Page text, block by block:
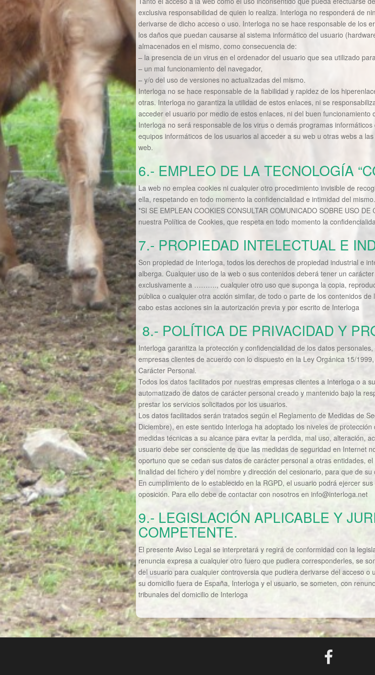
exclusiva responsabilidad de quien lo realiza. Interloga no responderá de
derivarse de dicho acceso o uso. Interloga no se hace responsable de los
los daños que puedan causarse al sistema informático del usuario
almacenados en el mismo, como consecuencia de:
– la presencia de un virus en el ordenador del usuario que sea utilizado
– un mal funcionamiento del navegador,
– y/o del uso de versiones no actualizadas del mismo.
Interloga no se hace responsable de la fiabilidad y rapidez de los
otras. Interloga no garantiza la utilidad de estos enlaces, ni se
acceder el usuario por medio de estos enlaces, ni del buen funcionamiento
Interloga no será responsable de los virus o demás programas
equipos informáticos de los usuarios al acceder a su web u otras webs a
web.
6.- EMPLEO DE LA TECNOLOGÍA
La web no emplea cookies ni cualquier otro procedimiento invisible de
ella, respetando en todo momento la confidencialidad e intimidad del mismo.
*SI SE EMPLEAN COOKIES CONSULTAR COMUNICADO SOBRE USO
nuestra Política de Cookies, que respeta en todo momento la
7.- PROPIEDAD INTELECTUAL E
Son propiedad de Interloga, todos los derechos de propiedad industrial e
alberga. Cualquier uso de la web o sus contenidos deberá tener un
exclusivamente a ………., cualquier otro uso que suponga la copia,
pública o cualquier otra acción similar, de todo o parte de los contenidos
cabo estas acciones sin la autorización previa y por escrito de Interloga
8.- POLÍTICA DE PRIVACIDAD Y
Interloga garantiza la protección y confidencialidad de los datos
empresas clientes de acuerdo con lo dispuesto en la Ley Orgánica 15/
Carácter Personal.
Todos los datos facilitados por nuestras empresas clientes a Interloga o a
automatizado de datos de carácter personal creado y mantenido bajo la
prestar los servicios solicitados por los usuarios.
Los datos facilitados serán tratados según el Reglamento de Medidas de
Diciembre), en este sentido Interloga ha adoptado los niveles de
medidas técnicas a su alcance para evitar la perdida, mal uso, alteración,
usuario debe ser consciente de que las medidas de seguridad en Internet
oportuno que se cedan sus datos de carácter personal a otras entidades,
finalidad del fichero y del nombre y dirección del cesionario, para que de
En cumplimiento de lo establecido en la RGPD, el usuario podrá ejercer
oposición. Para ello debe de contactar con nosotros en info@interloga.net
9.- LEGISLACIÓN APLICABLE Y
COMPETENTE.
El presente Aviso Legal se interpretará y regirá de conformidad con la
renuncia expresa a cualquier otro fuero que pudiera corresponderles, se
del usuario para cualquier controversia que pudiera derivarse del acceso
su domicilio fuera de España, Interloga y el usuario, se someten, con
tribunales del domicilio de Interloga